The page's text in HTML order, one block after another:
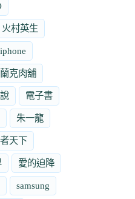
火村英生
iphone
克肉舖
電子書
朱一龍
天下
愛的迫降
samsung